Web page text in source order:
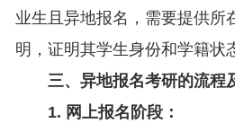
业生且异地报名，需要提供所
明，证明其学生身份和学籍状
三、异地报名考研的流程
1. 网上报名阶段：